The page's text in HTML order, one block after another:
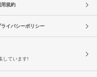
用規約
ライバシーポリシー
しています!